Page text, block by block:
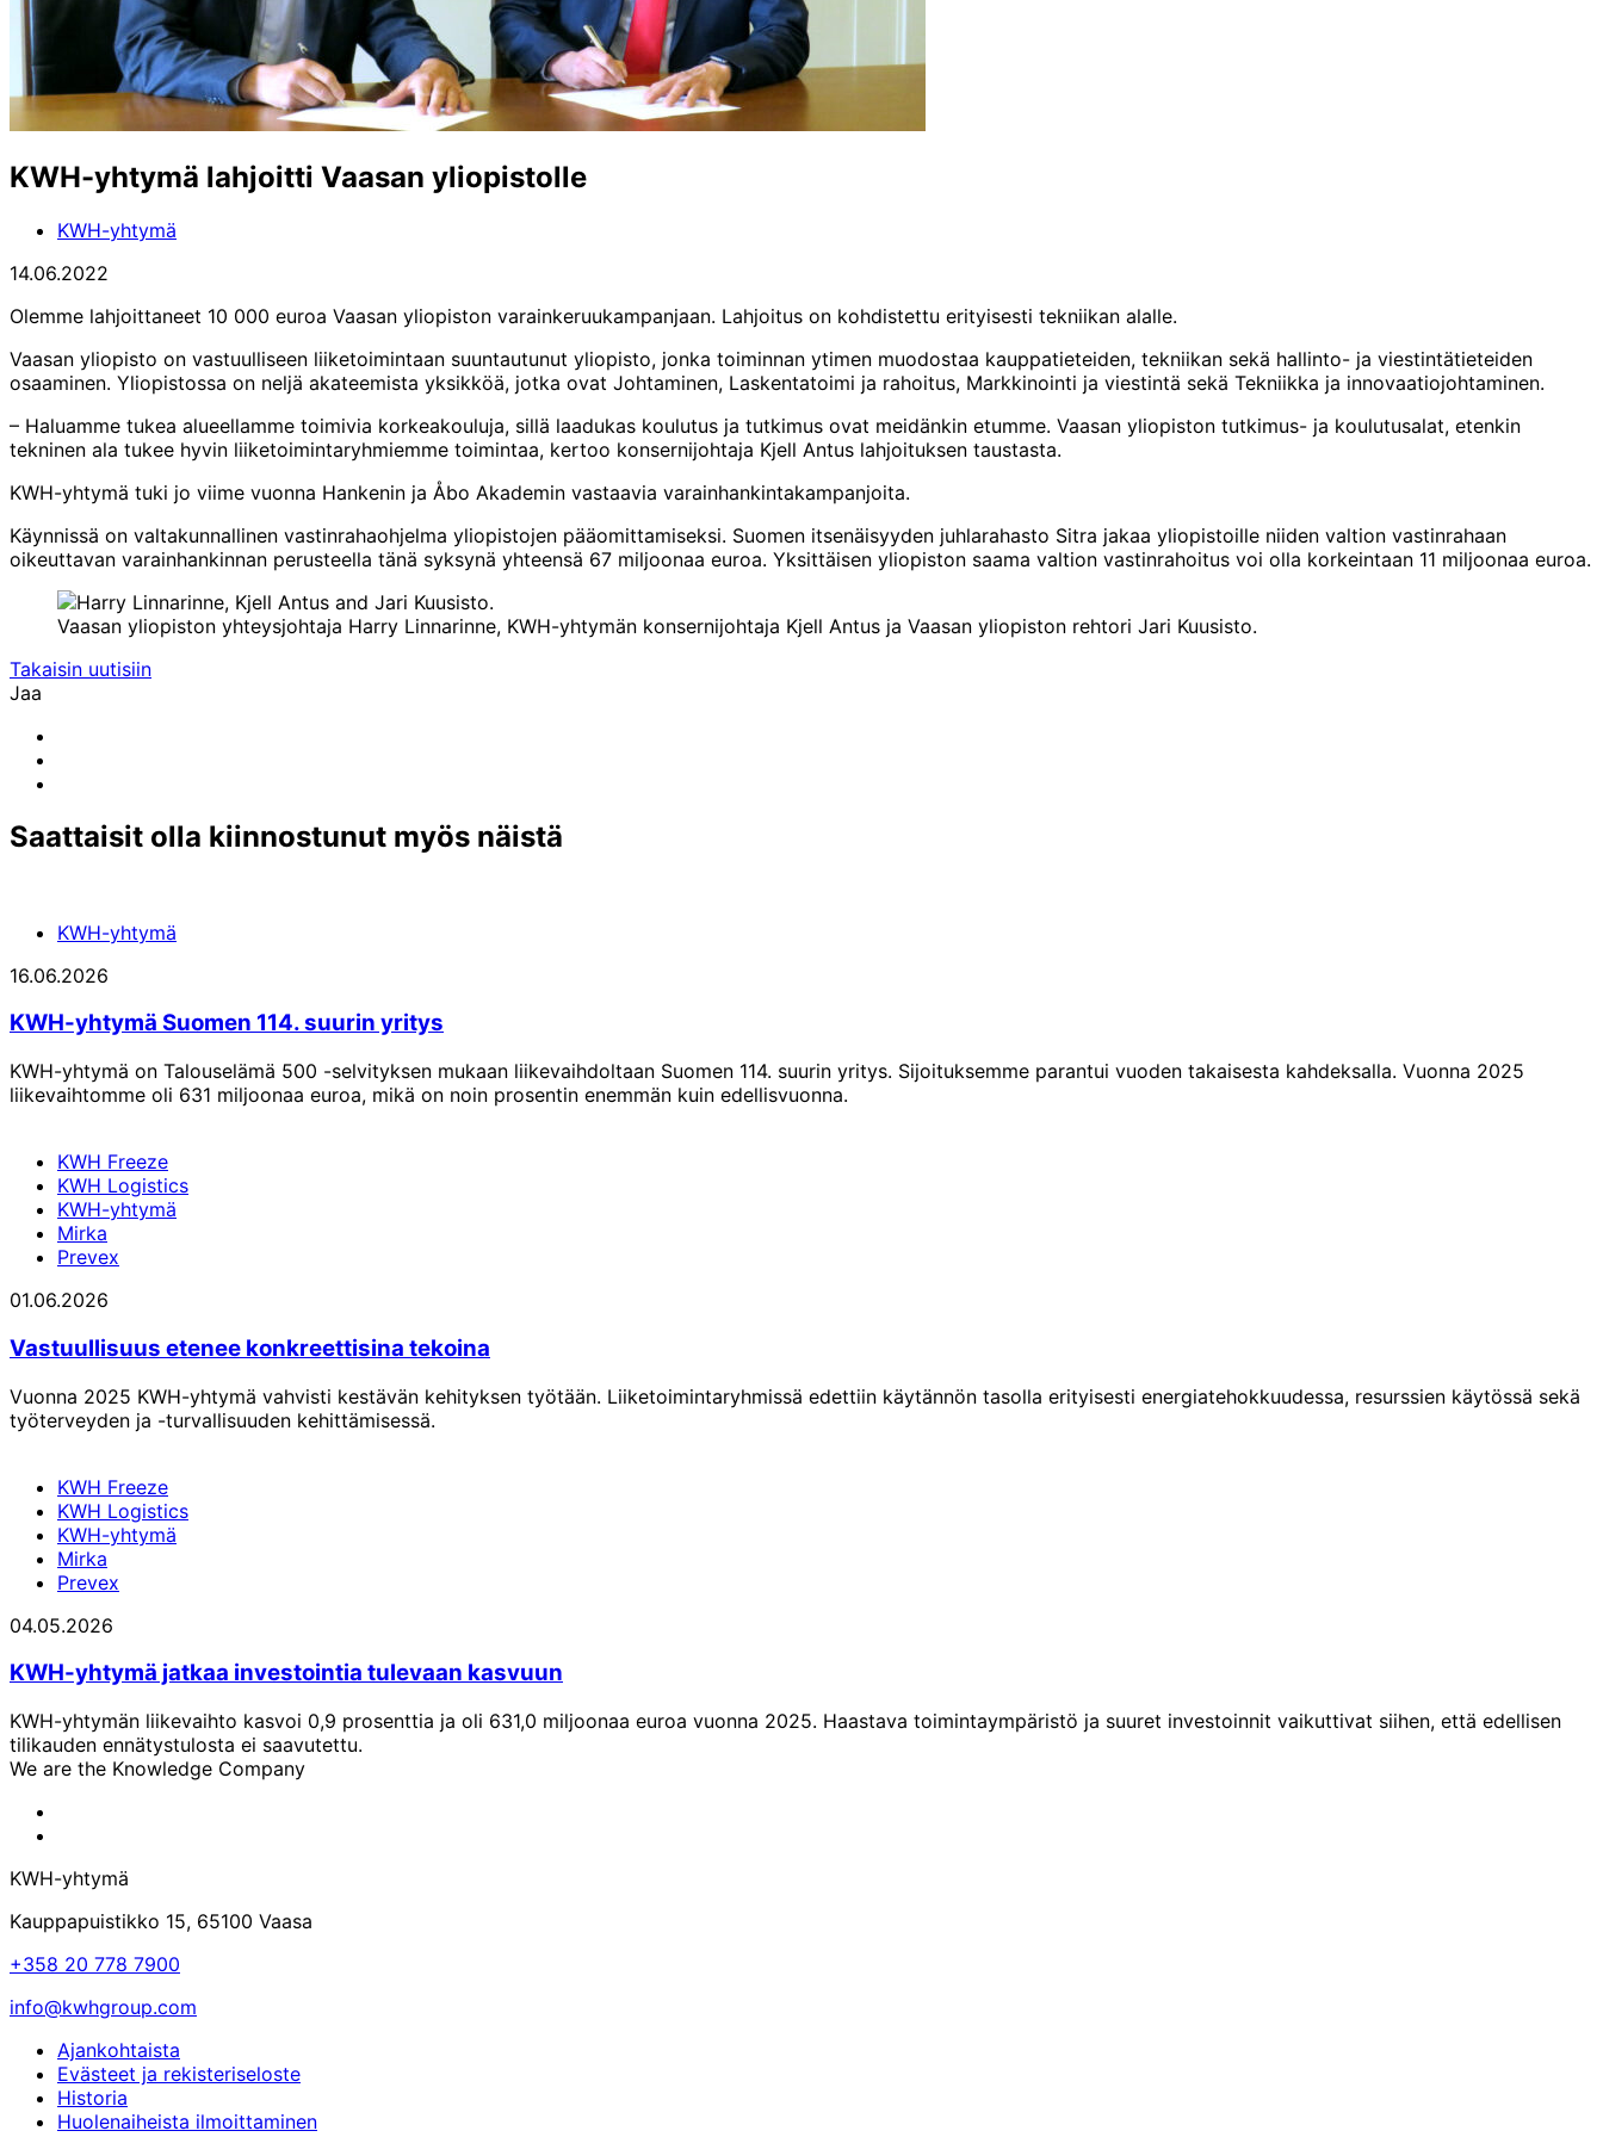
KWH-yhtymä lahjoitti Vaasan yliopistolle
KWH-yhtymä
14.06.2022
Olemme lahjoittaneet 10 000 euroa Vaasan yliopiston varainkeruukampanjaan. Lahjoitus on kohdistettu erityisesti tekniikan alalle.
Vaasan yliopisto on vastuulliseen liiketoimintaan suuntautunut yliopisto, jonka toiminnan ytimen muodostaa kauppatieteiden, tekniikan sekä hallinto- ja viestintätieteiden
osaaminen. Yliopistossa on neljä akateemista yksikköä, jotka ovat Johtaminen, Laskentatoimi ja rahoitus, Markkinointi ja viestintä sekä Tekniikka ja innovaatiojohtaminen.
– Haluamme tukea alueellamme toimivia korkeakouluja, sillä laadukas koulutus ja tutkimus ovat meidänkin etumme. Vaasan yliopiston tutkimus- ja koulutusalat, etenkin
tekninen ala tukee hyvin liiketoimintaryhmiemme toimintaa, kertoo konsernijohtaja Kjell Antus lahjoituksen taustasta.
KWH-yhtymä tuki jo viime vuonna Hankenin ja Åbo Akademin vastaavia varainhankintakampanjoita.
Käynnissä on valtakunnallinen vastinrahaohjelma yliopistojen pääomittamiseksi. Suomen itsenäisyyden juhlarahasto Sitra jakaa yliopistoille niiden valtion vastinrahaan
oikeuttavan varainhankinnan perusteella tänä syksynä yhteensä 67 miljoonaa euroa. Yksittäisen yliopiston saama valtion vastinrahoitus voi olla korkeintaan 11 miljoonaa euroa.
Vaasan yliopiston yhteysjohtaja Harry Linnarinne, KWH-yhtymän konsernijohtaja Kjell Antus ja Vaasan yliopiston rehtori Jari Kuusisto.
Takaisin uutisiin
Jaa
facebook
Saattaisit olla kiinnostunut myös näistä
KWH-yhtymä
16.06.2026
KWH-yhtymä Suomen 114. suurin yritys
KWH-yhtymä on Talouselämä 500 -selvityksen mukaan liikevaihdoltaan Suomen 114. suurin yritys. Sijoituksemme parantui vuoden takaisesta kahdeksalla. Vuonna 2025
liikevaihtomme oli 631 miljoonaa euroa, mikä on noin prosentin enemmän kuin edellisvuonna.
KWH Freeze
KWH Logistics
KWH-yhtymä
Mirka
Prevex
01.06.2026
Vastuullisuus etenee konkreettisina tekoina
Vuonna 2025 KWH-yhtymä vahvisti kestävän kehityksen työtään. Liiketoimintaryhmissä edettiin käytännön tasolla erityisesti energiatehokkuudessa, resurssien käytössä sekä
työterveyden ja -turvallisuuden kehittämisessä.
KWH Freeze
KWH Logistics
KWH-yhtymä
Mirka
Prevex
04.05.2026
KWH-yhtymä jatkaa investointia tulevaan kasvuun
KWH-yhtymän liikevaihto kasvoi 0,9 prosenttia ja oli 631,0 miljoonaa euroa vuonna 2025. Haastava toimintaympäristö ja suuret investoinnit vaikuttivat siihen, että edellisen
tilikauden ennätystulosta ei saavutettu.
We are the Knowledge Company
sivu
LinkedIn-
KWH-yhtymä
Kauppapuistikko 15, 65100 Vaasa
+358 20 778 7900
info@kwhgroup.com
Ajankohtaista
Evästeet ja rekisteriseloste
Historia
Huolenaiheista ilmoittaminen